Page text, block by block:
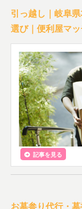
引っ越し｜岐阜
選び｜便利屋マ
記事を見る
お墓参り代行・